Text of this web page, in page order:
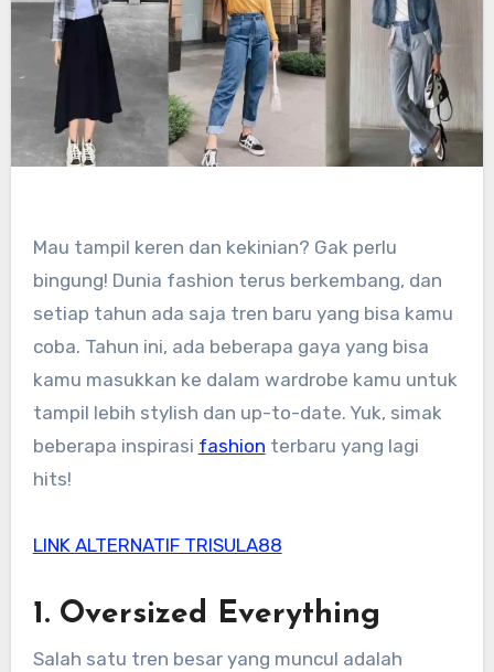
Mau tampil keren dan kekinian? Gak perlu
bingung! Dunia fashion terus berkembang, dan
setiap tahun ada saja tren baru yang bisa kamu
coba. Tahun ini, ada beberapa gaya yang bisa
kamu masukkan ke dalam wardrobe kamu untuk
tampil lebih stylish dan up-to-date. Yuk, simak
beberapa inspirasi fashion terbaru yang lagi
hits!
LINK ALTERNATIF TRISULA88
1. Oversized Everything
Salah satu tren besar yang muncul adalah